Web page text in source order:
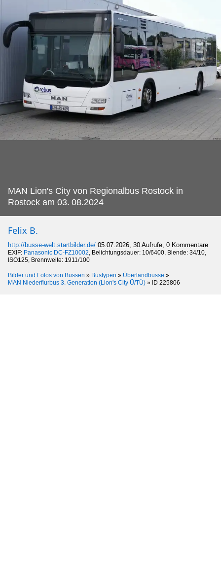
MAN Lion's City von Regionalbus Rostock in
Rostock am 03. 08.2024
Felix B.
http://busse-welt.startbilder.de/ 05.07.2026, 30 Aufrufe, 0 Kommentare
EXIF: Panasonic DC-FZ10002, Belichtungsdauer: 10/6400, Blende: 34/10,
ISO125, Brennweite: 1911/100
Bilder und Fotos von Bussen » Bustypen » Überlandbusse »
MAN Niederflurbus 3. Generation (Lion's City Ü/TÜ) » ID 225806